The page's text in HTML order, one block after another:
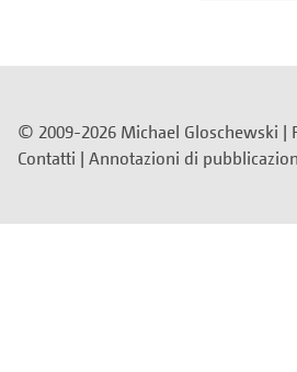
© 2009-2026 Michael Gloschewski |
Contatti | Annotazioni di